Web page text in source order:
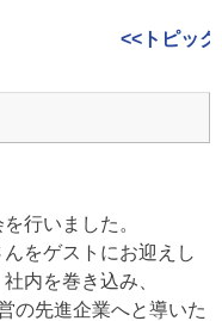
<<トピッ
行いました。
をゲストにお迎えし
内を巻き込み、
の先進企業へと導いた